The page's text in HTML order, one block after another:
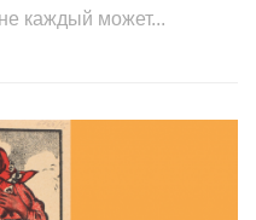
каждый может...